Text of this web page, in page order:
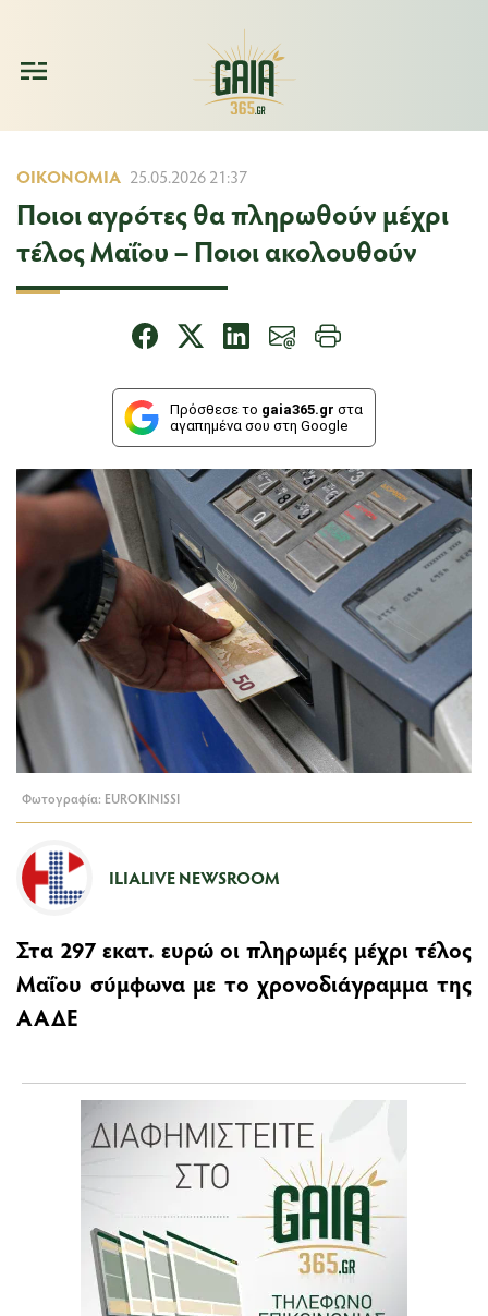
ΟΙΚΟΝΟΜΊΑ 25.05.2026 21:37
Ποιοι αγρότες θα πληρωθούν μέχρι
τέλος Μαΐου – Ποιοι ακολουθούν
Πρόσθεσε το gaia365.gr στα
αγαπημένα σου στη Google
Φωτογραφία: EUROKINISSI
ILIALIVE NEWSROOM
Στα 297 εκατ. ευρώ οι πληρωμές μέχρι τέλος
Μαΐου σύμφωνα με το χρονοδιάγραμμα της
ΑΑΔΕ